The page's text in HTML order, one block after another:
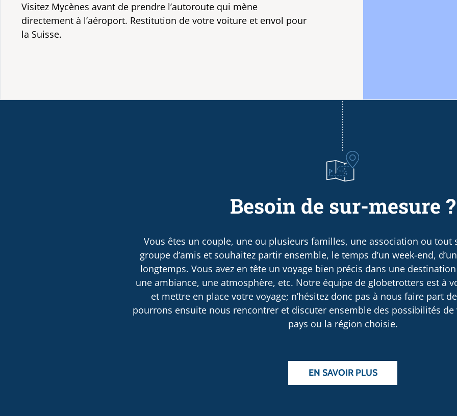
Visitez Mycènes avant de prendre l’autoroute qui mène
directement à l’aéroport. Restitution de votre voiture et envol pour
la Suisse.
Besoin de sur-mesure ?
Vous êtes un couple, une ou plusieurs familles, une association ou
groupe d’amis et souhaitez partir ensemble, le temps d’un week-end,
longtemps. Vous avez en tête un voyage bien précis dans une
une ambiance, une atmosphère, etc. Notre équipe de globetrotters est à
et mettre en place votre voyage; n’hésitez donc pas à nous faire part
pourrons ensuite nous rencontrer et discuter ensemble des possibilités de
pays ou la région choisie.
EN SAVOIR PLUS